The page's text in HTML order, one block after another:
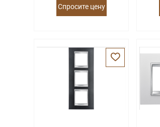
Спросите цену